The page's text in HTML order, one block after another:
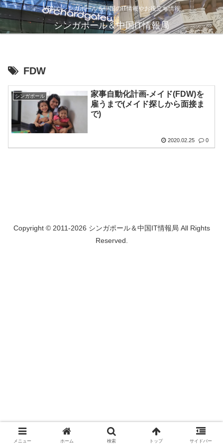
VPNやシンガポール＆中国のIT情報やお役立ち情報
シンガポール＆中国IT情報局
FDW
シンガポール
家事自動化計画-メイド(FDW)を
雇うまで(メイド探しから面接ま
で)
2020.02.25 0
Copyright © 2011-2026 シンガポール＆中国IT情報局 All Rights
Reserved.
メニュー ホーム 検索 トップ サイドバー